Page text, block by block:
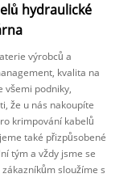
hydraulické
výrobců a
kvalita na
všemi podniky,
že u nás nakoupíte
krimpování kabelů
také přizpůsobené
tým a vždy jsme se
sloužíme s